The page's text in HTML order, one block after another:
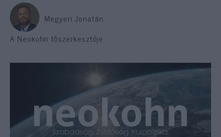
Megyeri Jonatán
A Neokohn főszerkesztője